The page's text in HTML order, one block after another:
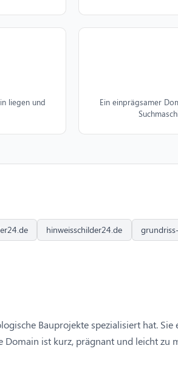
liegen und
Ein einprägsamer
hinweisschilder24.de
Bauprojekte spezialisiert hat.
ist kurz, prägnant und leicht zu